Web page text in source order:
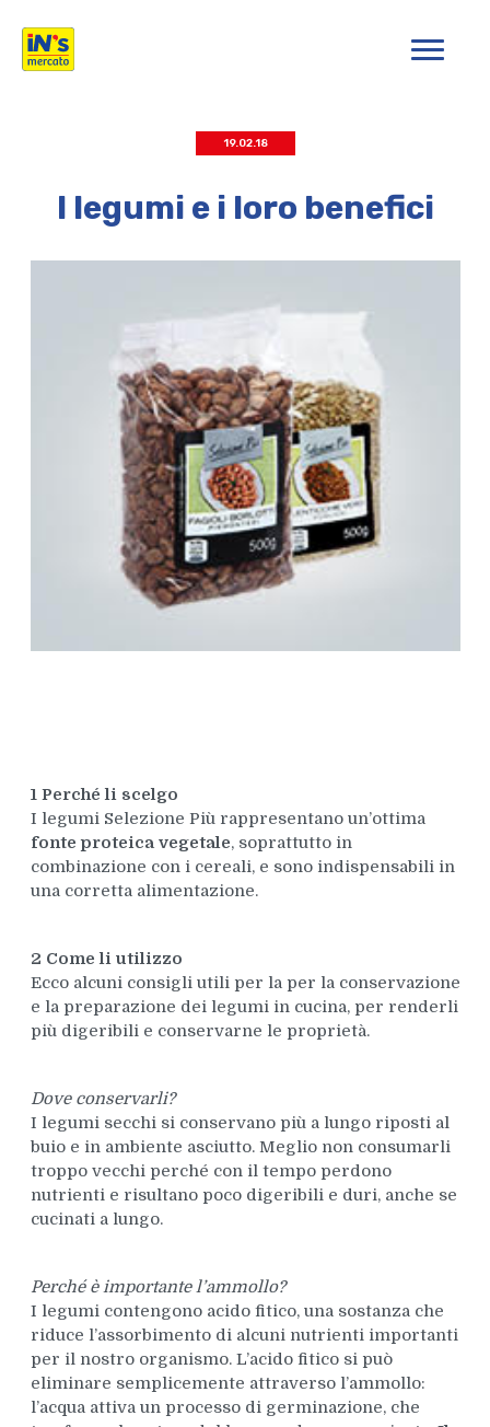
iN's Mercato
19.02.18
I legumi e i loro benefici
1 Perché li scelgo
I legumi Selezione Più rappresentano un’ottima
fonte proteica vegetale, soprattutto in
combinazione con i cereali, e sono indispensabili in
una corretta alimentazione.
2 Come li utilizzo
Ecco alcuni consigli utili per la per la conservazione
e la preparazione dei legumi in cucina, per renderli
più digeribili e conservarne le proprietà.
Dove conservarli?
I legumi secchi si conservano più a lungo riposti al
buio e in ambiente asciutto. Meglio non consumarli
troppo vecchi perché con il tempo perdono
nutrienti e risultano poco digeribili e duri, anche se
cucinati a lungo.
Perché è importante l’ammollo?
I legumi contengono acido fitico, una sostanza che
riduce l’assorbimento di alcuni nutrienti importanti
per il nostro organismo. L’acido fitico si può
eliminare semplicemente attraverso l’ammollo:
l’acqua attiva un processo di germinazione, che